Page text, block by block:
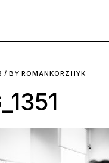
BY ROMANKORZHYK